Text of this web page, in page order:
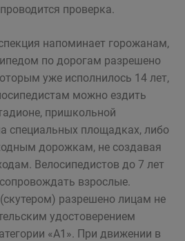
проверка.
напоминает горожанам,
по дорогам разрешено
уже исполнилось 14 лет,
можно ездить
пришкольной
специальных площадках, либо
дорожкам, не создавая
Велосипедистов до 7 лет
взрослые.
разрешено лицам не
удостоверением
«А1». При движении в